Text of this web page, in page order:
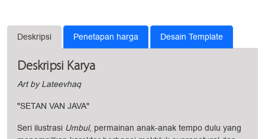
Deskripsi Penetapan harga Desain Template
Deskripsi Karya
Art by Lateevhaq
"SETAN VAN JAVA"
Seri ilustrasi Umbul, permainan anak-anak tempo dulu yang